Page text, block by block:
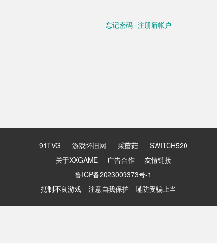
注册新帐户
忘记密码
91TVG 游戏怀旧网 采蘑菇
SWITCH520
关于XXGAME
广告合作
友情链接
鲁ICP备2023009373号-1
抵制不良游戏 注意自我保护 谨防受骗上当